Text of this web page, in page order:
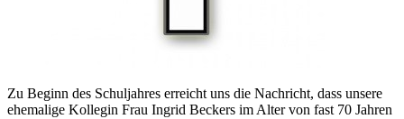
Zu Beginn des Schuljahres erreicht uns die Nachricht, dass unsere
ehemalige Kollegin Frau Ingrid Beckers im Alter von fast 70 Jahren